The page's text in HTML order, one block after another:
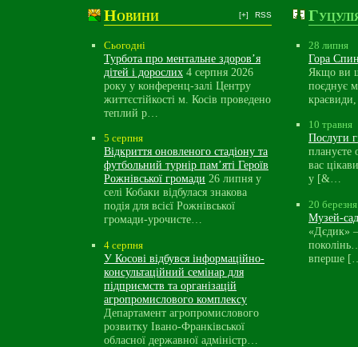
Новини [+] RSS
Сьогодні
Турбота про ментальне здоров’я
дітей і дорослих 4 серпня 2026
року у конференц-залі Центру
життєстійкості м. Косів проведено
теплий р…
5 серпня
Відкриття оновленого стадіону та
футбольний турнір пам’яті Героїв
Рожнівської громади 26 липня у
селі Кобаки відбулася знакова
подія для всієї Рожнівської
громади-урочисте…
4 серпня
У Косові відбувся інформаційно-
консультаційний семінар для
підприємств та організацій
агропромислового комплексу
Департамент агропромислового
розвитку Івано-Франківської
обласної державної адміністр…
28 липня
Гора
Якщо ви
поєднує
10 травня
Послуги
плануєте
вас
у [&…
20 березня
Музей-
«Дєдик»
вперше